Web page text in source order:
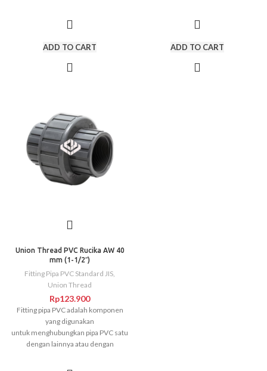
sistem pemipaan. Cara
mudah yaituhanya menggunakan
. Jenis Fitting PVC Compression
Joint : Union Socket Faucet Elbow Plug
Lain.
ADD TO CART
sistem pemipaan. Cara
mudah yaituhanya menggunakan
. Jenis Fitting PVC Compression
Joint : Union Socket Faucet Elbow Plug
ADD TO CART
Union Thread PVC Rucika AW 40
mm (1-1/2″)
Fitting Pipa PVC Standard JIS,
Union Thread
Rp123.900
Fitting pipa PVC adalah komponen
yang digunakan
untuk menghubungkan pipa PVC satu
dengan lainnya atau dengan